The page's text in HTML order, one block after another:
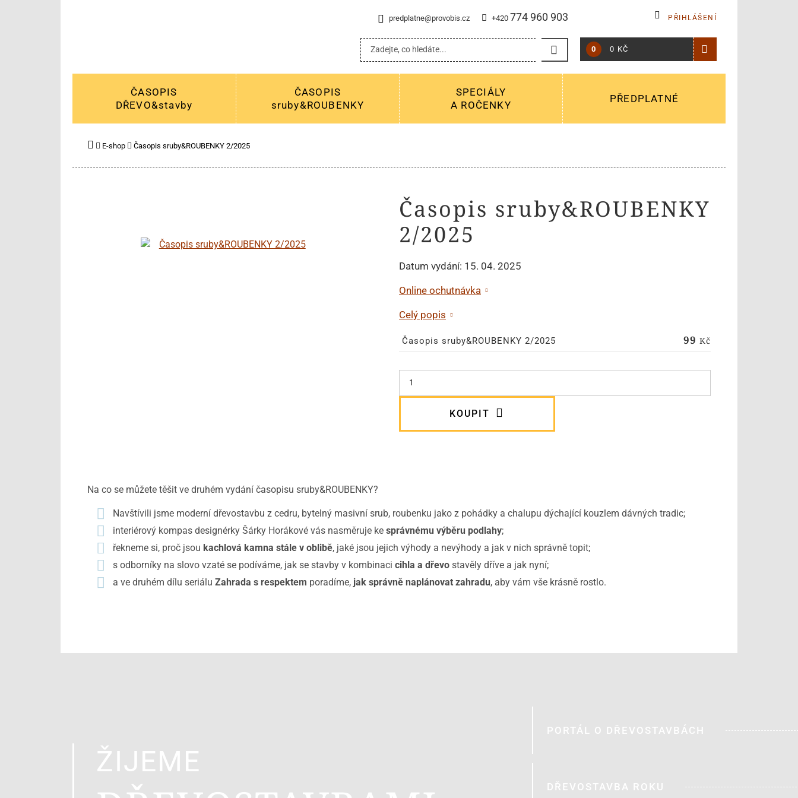
predplatne@provobis.cz +420 774 960 903 PŘIHLÁŠENÍ
0 0 KČ
ČASOPIS
DŘEVO&stavby
ČASOPIS
sruby&ROUBENKY
SPECIÁLY
A ROČENKY
PŘEDPLATNÉ
E-shop Časopis sruby&ROUBENKY 2/2025
Časopis sruby&ROUBENKY
2/2025
Datum vydání: 15. 04. 2025
Online ochutnávka
Celý popis
Časopis sruby&ROUBENKY 2/2025 99 Kč
KOUPIT
Na co se můžete těšit ve druhém vydání časopisu sruby&ROUBENKY?
Navštívili jsme moderní dřevostavbu z cedru, bytelný masivní srub, roubenku jako z pohádky a chalupu dýchající kouzlem dávných tradic;
interiérový kompas designérky Šárky Horákové vás nasměruje ke správnému výběru podlahy;
řekneme si, proč jsou kachlová kamna stále v oblibě, jaké jsou jejich výhody a nevýhody a jak v nich správně topit;
s odborníky na slovo vzaté se podíváme, jak se stavby v kombinaci cihla a dřevo stavěly dříve a jak nyní;
a ve druhém dílu seriálu Zahrada s respektem poradíme, jak správně naplánovat zahradu, aby vám vše krásně rostlo.
ŽIJEME
PORTÁL O DŘEVOSTAVBÁCH
DŘEVOSTAVBA ROKU